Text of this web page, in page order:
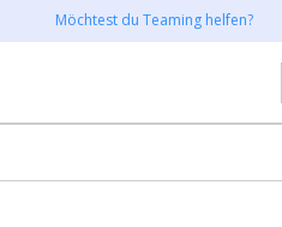
Möchtest du Teaming helfen?